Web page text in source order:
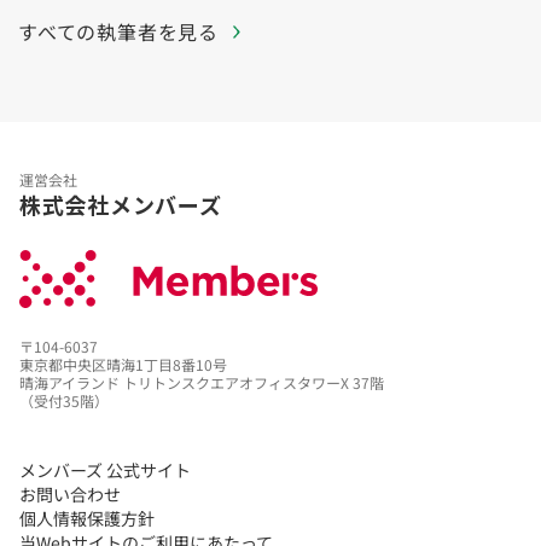
すべての執筆者を見る
運営会社
株式会社メンバーズ
〒104-6037
東京都中央区晴海1丁目8番10号
晴海アイランド トリトンスクエアオフィスタワーX 37階
（受付35階）
メンバーズ 公式サイト
お問い合わせ
個人情報保護方針